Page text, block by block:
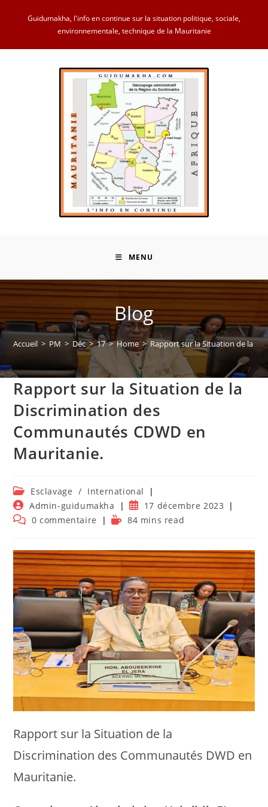
Guidumakha, l'info en continue sur la situation politique, sociale,
environnementale, technique de la Mauritanie
MENU
Blog
Accueil > PM > Déc > 17 > Home > Rapport sur la Situation de la
Rapport sur la Situation de la
Discrimination des
Communautés CDWD en
Mauritanie.
Post
category:
Esclavage / International
Auteur/autrice
de
la
Admin-guidumakha
Publication
publiée :
17 décembre 2023
Commentaires
publication :
0 commentaire
Temps84 mins read
Rapport sur la Situation de la
Discrimination des Communautés DWD en
Mauritanie.